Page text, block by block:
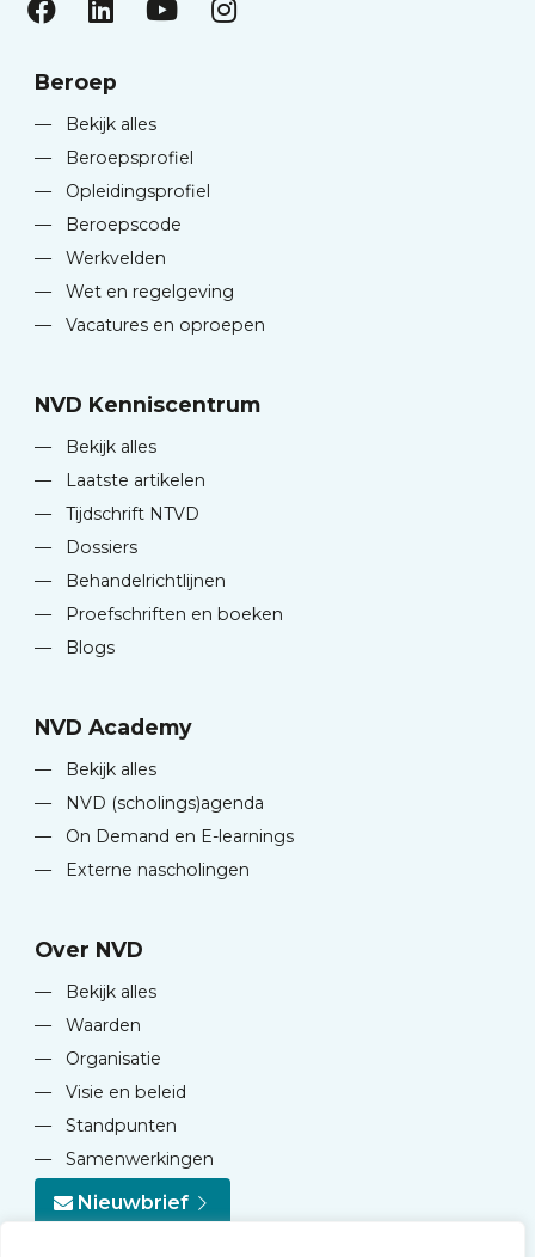
Beroep
—
Bekijk alles
—
Beroepsprofiel
—
Opleidingsprofiel
—
Beroepscode
—
Werkvelden
—
Wet en regelgeving
—
Vacatures en oproepen
NVD Kenniscentrum
—
Bekijk alles
—
Laatste artikelen
—
Tijdschrift NTVD
—
Dossiers
—
Behandelrichtlijnen
—
Proefschriften en boeken
—
Blogs
NVD Academy
—
Bekijk alles
—
NVD (scholings)agenda
—
On Demand en E-learnings
—
Externe nascholingen
Over NVD
—
Bekijk alles
—
Waarden
—
Organisatie
—
Visie en beleid
—
Standpunten
—
Samenwerkingen
Nieuwbrief